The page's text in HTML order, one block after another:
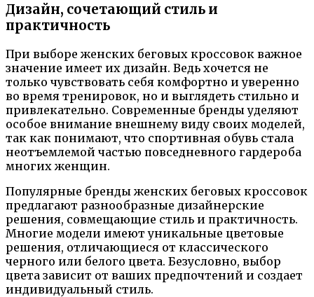
Дизайн, сочетающий стиль и
практичность
При выборе женских беговых кроссовок важное
значение имеет их дизайн. Ведь хочется не
только чувствовать себя комфортно и уверенно
во время тренировок, но и выглядеть стильно и
привлекательно. Современные бренды уделяют
особое внимание внешнему виду своих моделей,
так как понимают, что спортивная обувь стала
неотъемлемой частью повседневного гардероба
многих женщин.
Популярные бренды женских беговых кроссовок
предлагают разнообразные дизайнерские
решения, совмещающие стиль и практичность.
Многие модели имеют уникальные цветовые
решения, отличающиеся от классического
черного или белого цвета. Безусловно, выбор
цвета зависит от ваших предпочтений и создает
индивидуальный стиль.